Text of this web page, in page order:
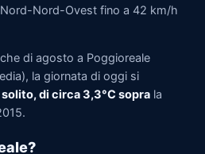
Nord-Ovest fino a 42 km/h
di agosto a Poggioreale
la giornata di oggi si
di circa 3,3°C sopra la